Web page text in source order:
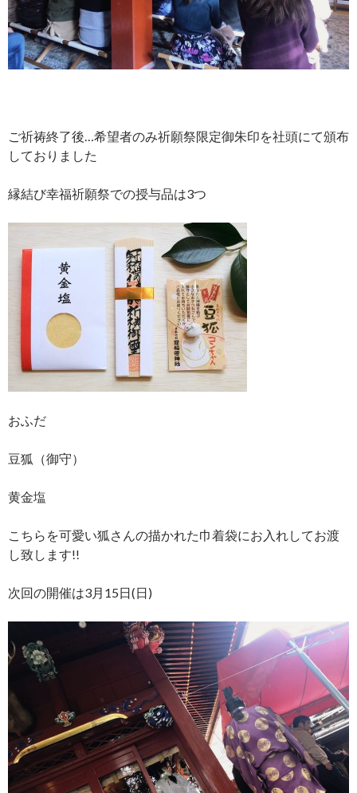
ご祈祷終了後…希望者のみ祈願祭限定御朱印を社頭にて頒布
しておりました
縁結び幸福祈願祭での授与品は3つ
おふだ
豆狐（御守）
黄金塩
こちらを可愛い狐さんの描かれた巾着袋にお入れしてお渡
し致します!!
次回の開催は3月15日(日)